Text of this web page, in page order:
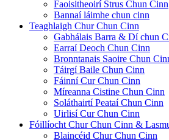
Faoisitheoirí Strus Chun Cinn
Bannaí láimhe chun cinn
Teaghlaigh Chur Chun Cinn
Gabhálais Barra & Dí chun
Earraí Deoch Chun Cinn
Bronntanais Saoire Chun
Táirgí Baile Chun Cinn
Fáinní Cur Chun Cinn
Míreanna Cistine Chun Cinn
Soláthairtí Peataí Chun Cinn
Uirlisí Cur Chun Cinn
Fóillíocht Chur Chun Cinn &
Blaincéid Chur Chun Cinn